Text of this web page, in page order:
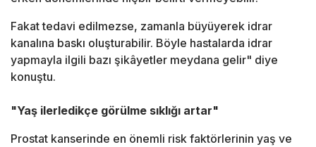
Fakat tedavi edilmezse, zamanla büyüyerek idrar
kanalına baskı oluşturabilir. Böyle hastalarda idrar
yapmayla ilgili bazı şikâyetler meydana gelir" diye
konuştu.
"Yaş ilerledikçe görülme sıklığı artar"
Prostat kanserinde en önemli risk faktörlerinin yaş ve